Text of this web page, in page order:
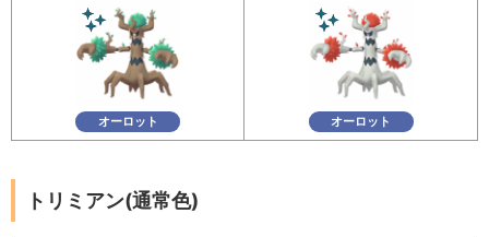
オーロット オーロット
トリミアン(通常色)